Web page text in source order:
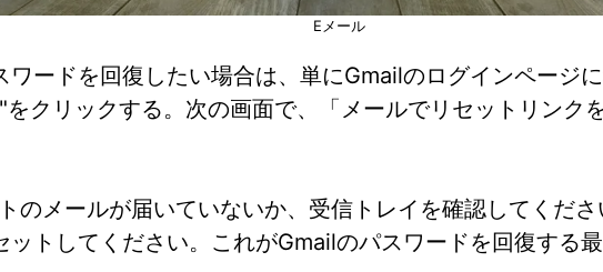
Eメール
ワードを回復したい場合は、単にGmailのログインページ
クリックする。次の画面で、「メールでリセットリンク
のメールが届いていないか、受信トレイを確認してくだ
トしてください。これがGmailのパスワードを回復する最